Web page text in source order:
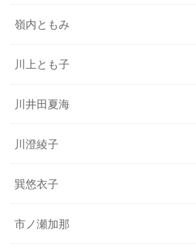
嶺内ともみ
川上とも子
川井田夏海
川澄綾子
巽悠衣子
市ノ瀬加那